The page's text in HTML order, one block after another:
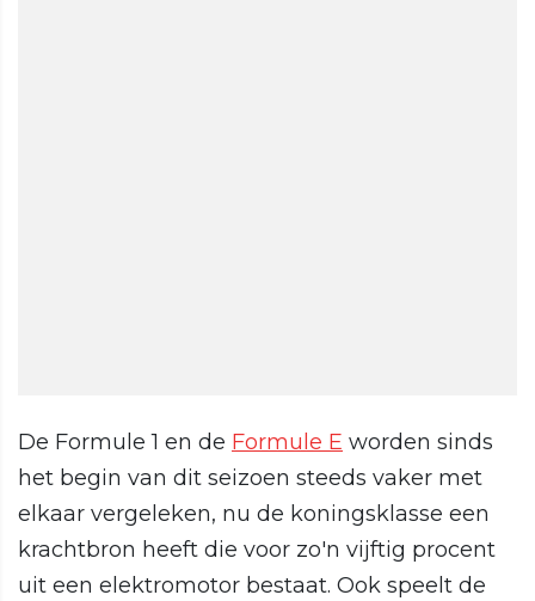
De Formule 1 en de Formule E worden sinds
het begin van dit seizoen steeds vaker met
elkaar vergeleken, nu de koningsklasse een
krachtbron heeft die voor zo'n vijftig procent
uit een elektromotor bestaat. Ook speelt de